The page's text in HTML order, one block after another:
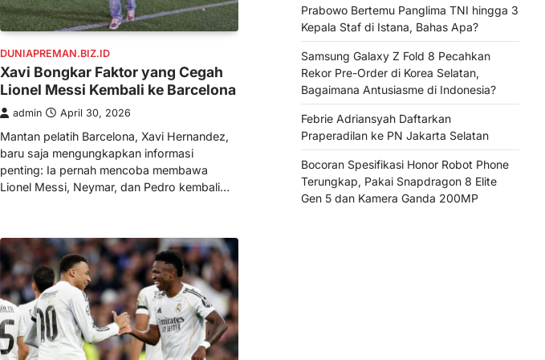
DUNIAPREMAN.BIZ.ID
Xavi Bongkar Faktor yang Cegah
Lionel Messi Kembali ke Barcelona
admin April 30, 2026
Mantan pelatih Barcelona, ​​Xavi Hernandez,
baru saja mengungkapkan informasi
penting: Ia pernah mencoba membawa
Lionel Messi, Neymar, dan Pedro kembali…
Prabowo Bertemu Panglima TNI hingga 3
Kepala Staf di Istana, Bahas Apa?
Samsung Galaxy Z Fold 8 Pecahkan
Rekor Pre-Order di Korea Selatan,
Bagaimana Antusiasme di Indonesia?
Febrie Adriansyah Daftarkan
Praperadilan ke PN Jakarta Selatan
Bocoran Spesifikasi Honor Robot Phone
Terungkap, Pakai Snapdragon 8 Elite
Gen 5 dan Kamera Ganda 200MP